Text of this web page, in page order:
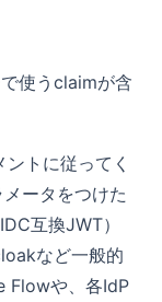
使うclaimが含
トに従ってく
ータをつけた
互換JWT）
など一般的
Flowや、各IdP